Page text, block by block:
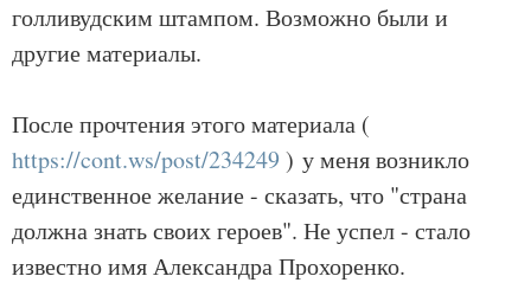
голливудским штампом. Возможно были и
другие материалы.
После прочтения этого материала (
https://cont.ws/post/234249 ) у меня возникло
единственное желание - сказать, что "страна
должна знать своих героев". Не успел - стало
известно имя Александра Прохоренко.